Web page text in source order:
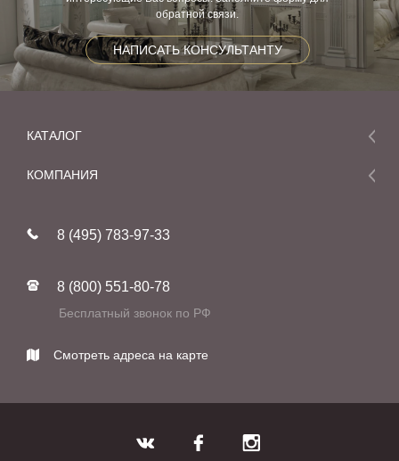
обратной связи.
НАПИСАТЬ КОНСУЛЬТАНТУ
КАТАЛОГ
Мебель
Фабрики
КОМПАНИЯ
Реставрация
Контакты
8 (495) 783-97-33
8 (800) 551-80-78
Бесплатный звонок по РФ
Смотреть адреса на карте